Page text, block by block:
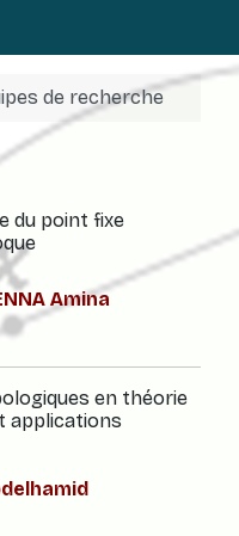
de recherche
du point fixe
Amina
en théorie
applications